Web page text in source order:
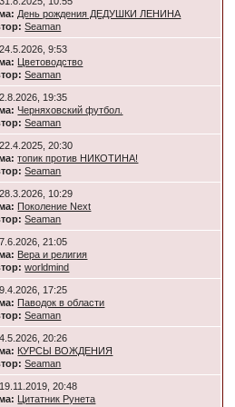
День рождения ДЕДУШКИ ЛЕНИНА
Seaman
24.5.2026, 9:53
Цветоводство
Seaman
2.8.2026, 19:35
Черняховский футбол.
Seaman
22.4.2025, 20:30
топик против НИКОТИНА!
Seaman
28.3.2026, 10:29
Поколение Next
Seaman
7.6.2026, 21:05
Вера и религия
worldmind
9.4.2026, 17:25
Паводок в области
Seaman
4.5.2026, 20:26
КУРСЫ ВОЖДЕНИЯ
Seaman
19.11.2019, 20:48
Цитатник Рунета